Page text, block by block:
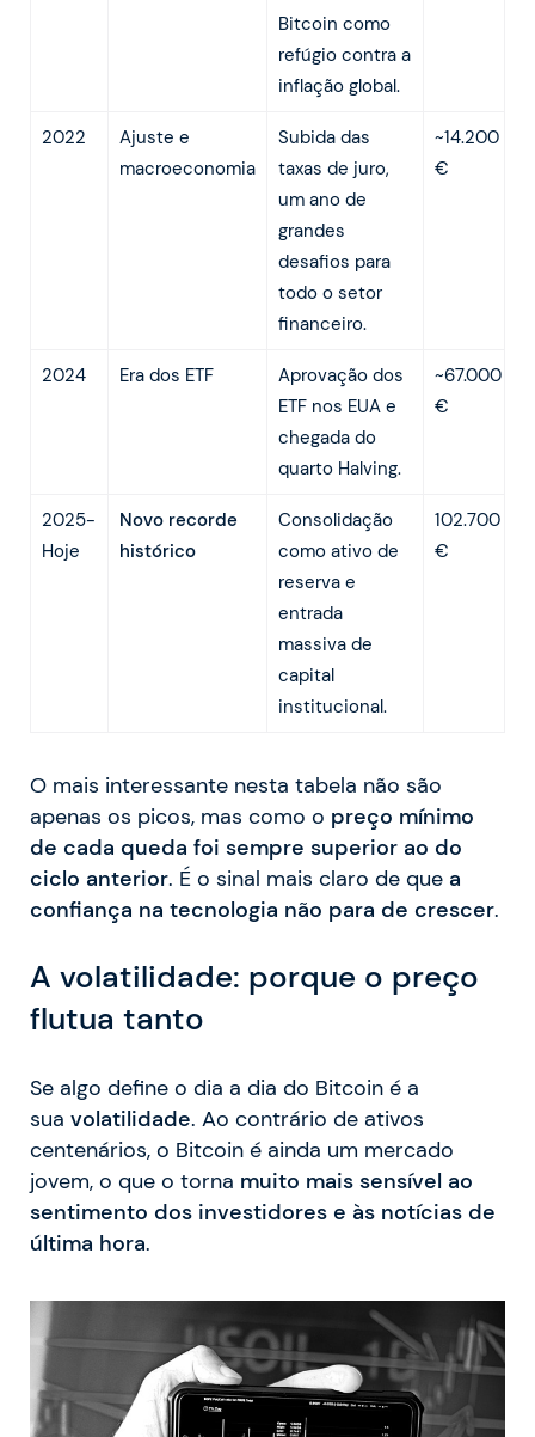
Bitcoin como
refúgio contra a
inflação global.
2022
Ajuste e
macroeconomia
Subida das
taxas de juro,
um ano de
grandes
desafios para
todo o setor
financeiro.
~14.200
€
2024 Era dos ETF
Aprovação dos
ETF nos EUA e
chegada do
quarto Halving.
~67.000
€
2025-
Hoje
Novo recorde
histórico
Consolidação
como ativo de
reserva e
entrada
massiva de
capital
institucional.
102.700
€
O mais interessante nesta tabela não são
apenas os picos, mas como o preço mínimo
de cada queda foi sempre superior ao do
ciclo anterior. É o sinal mais claro de que a
confiança na tecnologia não para de crescer.
A volatilidade: porque o preço
flutua tanto
Se algo define o dia a dia do Bitcoin é a
sua volatilidade. Ao contrário de ativos
centenários, o Bitcoin é ainda um mercado
jovem, o que o torna muito mais sensível ao
sentimento dos investidores e às notícias de
última hora.